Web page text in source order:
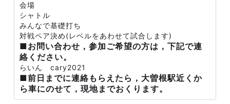
会場
シャトル
みんなで基礎打ち
対戦ペア決め(レベルをあわせて試合します)
■お問い合わせ，参加ご希望の方は，下記で連
絡ください。
らいん cary2021
■前日までに連絡もらえたら，大曽根駅近くか
ら車にのせて，現地までおくります。